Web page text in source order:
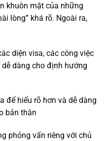
khuôn mặt của những
lòng” khá rõ. Ngoài ra,
diện visa, các công việc
dàng cho định hướng
để hiểu rõ hơn và dễ dàng
bản thân
phỏng vấn riêng với chủ